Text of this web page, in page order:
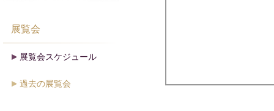
展覧会
展覧会スケジュール
過去の展覧会